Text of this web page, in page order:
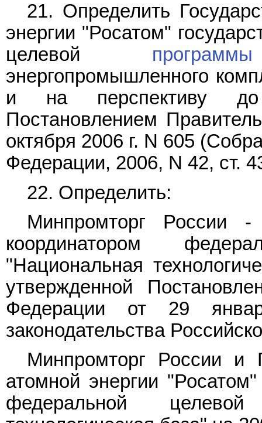
21. Определить
энергии "Росатом"
целевой программы
энергопромышленного
и на перспективу до
Постановлением
октября 2006 г. N 605
Федерации, 2006, N 42, ст.
22. Определить:
Минпромторг России -
координатором
"Национальная
утвержденной
Федерации от 29
законодательства
Минпромторг России и
атомной энергии
федеральной